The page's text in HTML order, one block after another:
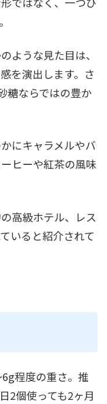
ような見た目は、
を演出します。さ
糖ならではの豊か
にキャラメルやバ
ヒーや紅茶の風味
高級ホテル、レス
いると紹介されて
程度の重さ。推
2個使っても2ヶ月